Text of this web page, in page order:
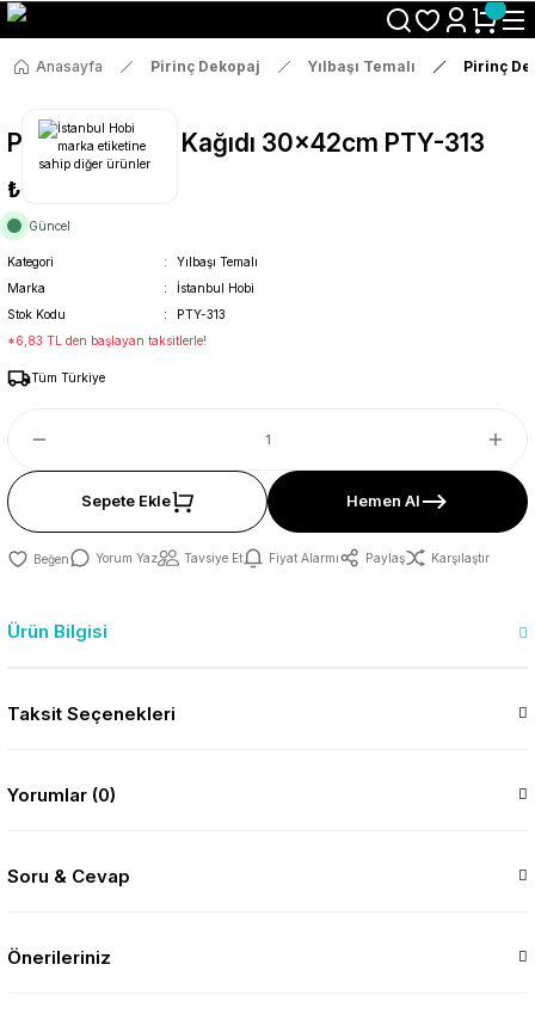
Size Özel "HG10" Koduyla Sepette Hemen %10 İndirimi Kaçırma
Anasayfa Pirinç Dekopaj Yılbaşı Temalı Pirinç
Pirinç Dekopaj Kağıdı 30x42cm PTY-313
₺36
Güncel
Kategori
Yılbaşı Temalı
Marka
İstanbul Hobi
Stok Kodu
PTY-313
*6,83 TL den başlayan taksitlerle!
Tüm Türkiye
Sepete Ekle Hemen Al
Yorum Yaz Tavsiye Et Fiyat Alarmı Paylaş Karşılaştır
Ürün Bilgisi
Taksit Seçenekleri
Yorumlar (0)
Soru & Cevap
Önerileriniz